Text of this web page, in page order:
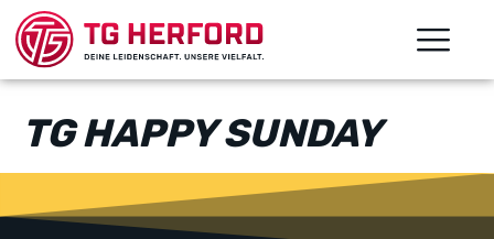
TG HAPPY SUNDAY